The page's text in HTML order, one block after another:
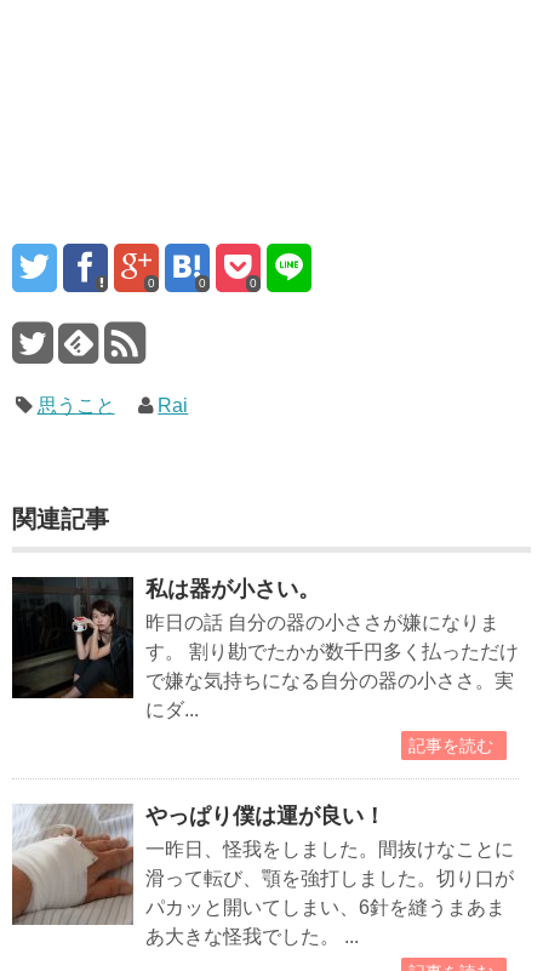
0 0 0
思うこと Rai
関連記事
私は器が小さい。
昨日の話 自分の器の小ささが嫌になりま
す。 割り勘でたかが数千円多く払っただけ
で嫌な気持ちになる自分の器の小ささ。実
にダ...
記事を読む
やっぱり僕は運が良い！
一昨日、怪我をしました。間抜けなことに
滑って転び、顎を強打しました。切り口が
パカッと開いてしまい、6針を縫うまあま
あ大きな怪我でした。 ...